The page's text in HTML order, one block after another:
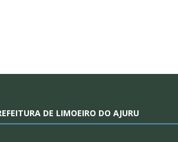
DE LIMOEIRO DO AJURU